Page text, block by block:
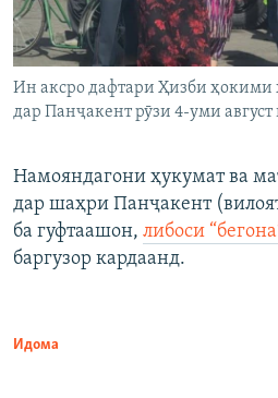
Ин аксро дафтари Ҳизби ҳокими
дар Панҷакент рӯзи 4-уми
Намояндагони ҳукумат ва
дар шаҳри Панҷакент
ба гуфтаашон, либоси
баргузор кардаанд.
Идома